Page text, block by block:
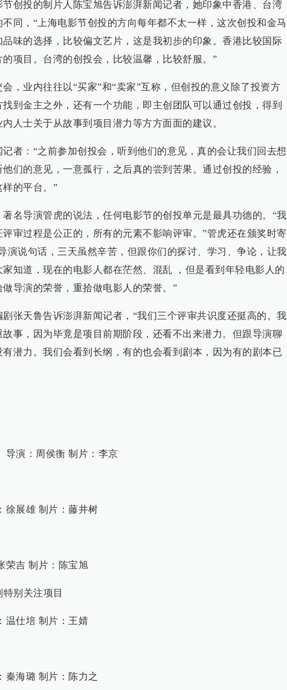
创投的制片人陈宝旭告诉澎湃新闻记者，她印象中香港、台湾
同，“上海电影节创投的方向每年都不太一样，这次创投和金马
味的选择，比较偏文艺片，这是我初步的印象。香港比较国际
项目。台湾的创投会，比较温馨，比较舒服。”
，业内往往以“买家”和“卖家”互称，但创投的意义除了投资方
到金主之外，还有一个功能，即主创团队可以通过创投，得到
人士关于从故事到项目潜力等方方面面的建议。
记者：“之前参加创投会，听到他们的意见，真的会让我们回去想
们的意见，一意孤行，之后真的尝到苦果。通过创投的经验，
的平台。”
名导演管虎的说法，任何电影节的创投单元是最具功德的。“我
审过程是公正的，所有的元素不影响评审。”管虎还在颁奖时寄
演说句话，三天虽然辛苦，但跟你们的探讨、学习、争论，让我
知道，现在的电影人都在茫然、混乱 ，但是看到年轻电影人的
导演的荣誉，重拾做电影人的荣誉。”
剧张天鲁告诉澎湃新闻记者，“我们三个评审共识度还挺高的。我
事，因为毕竟是项目前期阶段，还看不出来潜力。但跟导演聊
潜力。我们会看到长纲，有的也会看到剧本，因为有的剧本已
导演：周侯衡 制片：李京
徐展雄 制片：藤井树
荣吉 制片：陈宝旭
别关注项目
温仕培 制片：王婧
秦海璐 制片：陈力之